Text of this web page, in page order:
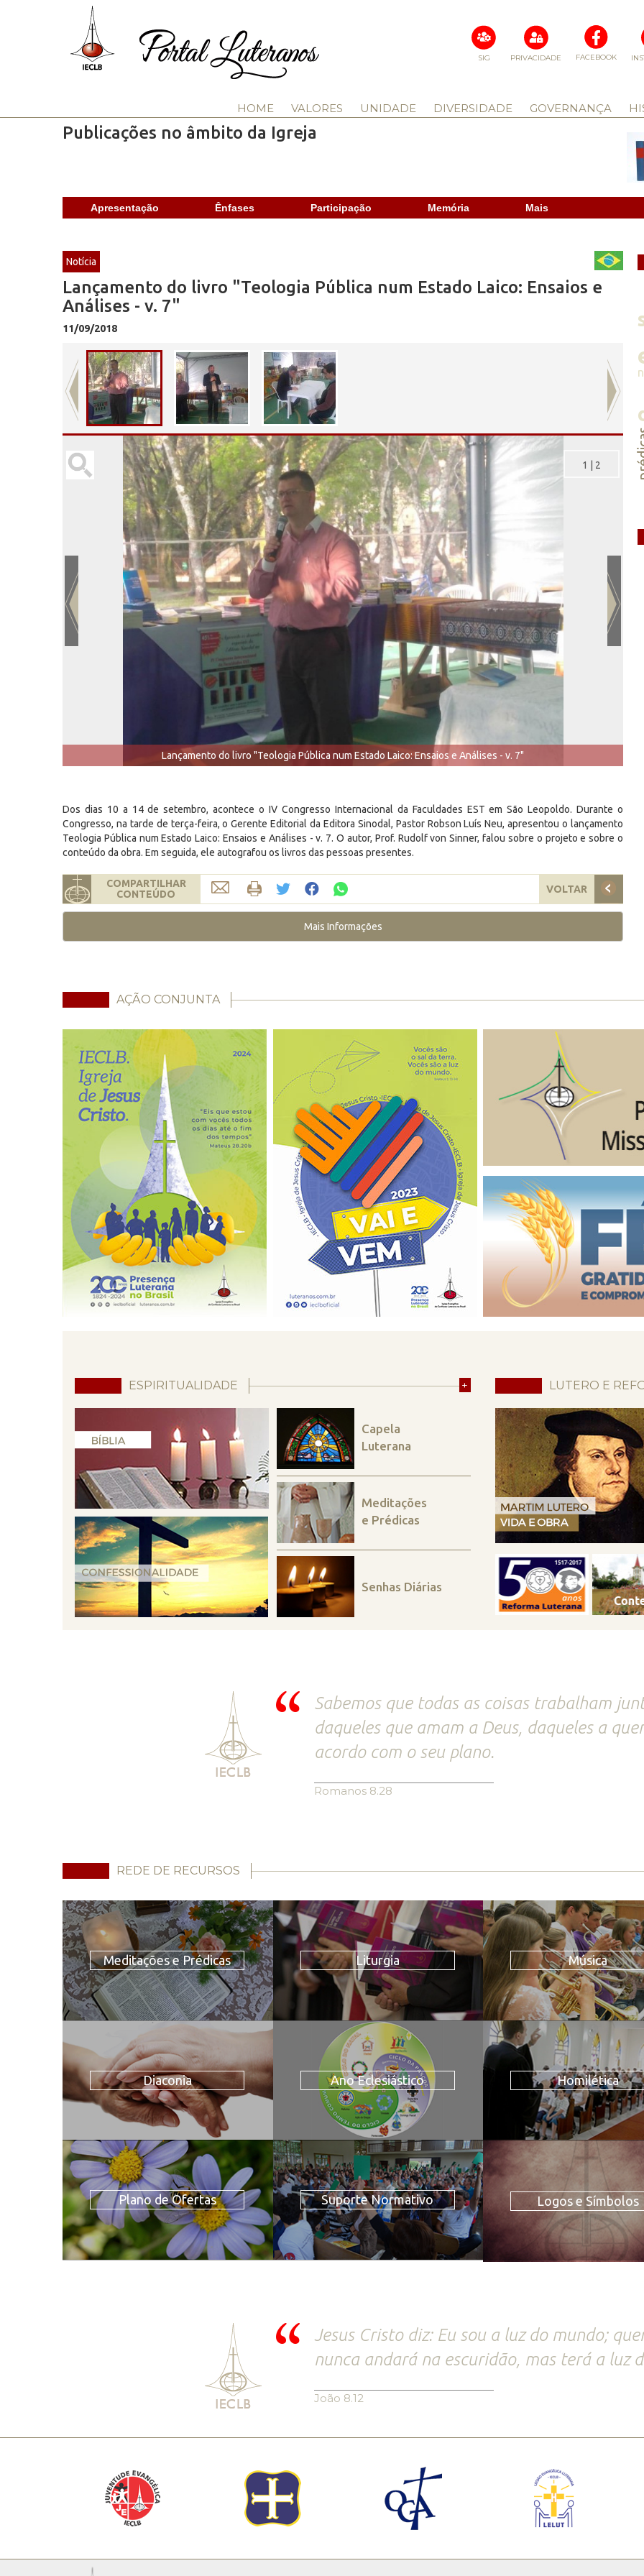
FACEBOOK
PRIVACIDADE
SIG
HOME VALORES UNIDADE DIVERSIDADE GOVERNANÇA
Publicações no âmbito da Igreja
Apresentação Ênfases Participação Memória Mais
Notícia
Lançamento do livro "Teologia Pública num Estado Laico: Ensaios e
Análises - v. 7"
11/09/2018
Lançamento do livro "Teologia Pública num Estado Laico: Ensaios e Análises - v. 7"
1 2
Dos dias 10 a 14 de setembro, acontece o IV Congresso Internacional da Faculdades EST em São Leopoldo. Durante o
Congresso, na tarde de terça-feira, o Gerente Editorial da Editora Sinodal, Pastor Robson Luís Neu, apresentou o lançamento
Teologia Pública num Estado Laico: Ensaios e Análises - v. 7. O autor, Prof. Rudolf von Sinner, falou sobre o projeto e sobre o
conteúdo da obra. Em seguida, ele autografou os livros das pessoas presentes.
COMPARTILHAR
CONTEÚDO
VOLTAR
Mais Informações
AÇÃO CONJUNTA
ESPIRITUALIDADE +
Capela
Luterana
Meditações
e Prédicas
Senhas Diárias
LUTERO E
Sabemos que todas as coisas trabalham
daqueles que amam a Deus, daqueles a
acordo com o seu plano.
Romanos 8.28
REDE DE RECURSOS
Meditações e Prédicas Liturgia Música
Diaconia Ano Eclesiástico Homilética
Plano de Ofertas Suporte Normativo Logos e Símbolos
Jesus Cristo diz: Eu sou a luz do mundo;
nunca andará na escuridão, mas terá a luz
João 8.12